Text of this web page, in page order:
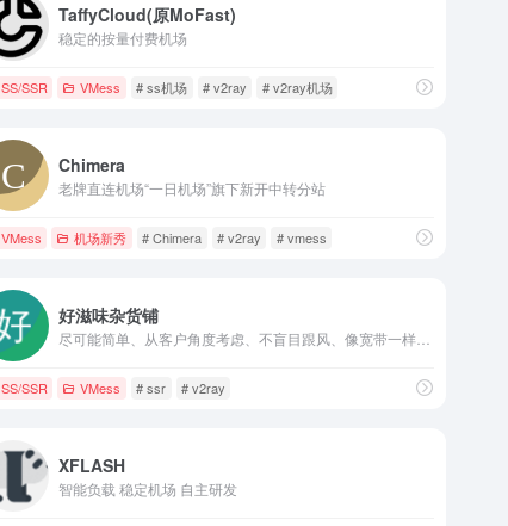
TaffyCloud(原MoFast)
稳定的按量付费机场
SS/SSR VMess # ss机场 # v2ray # v2ray机场
Chimera
老牌直连机场“一日机场”旗下新开中转分站
VMess 机场新秀 # Chimera # v2ray # vmess
好滋味杂货铺
SS/SSR VMess # ssr # v2ray
XFLASH
智能负载 稳定机场 自主研发